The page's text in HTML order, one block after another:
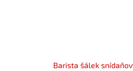
Barista šálek